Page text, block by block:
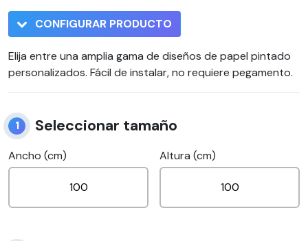
CONFIGURAR PRODUCTO
Elija entre una amplia gama de diseños de papel pintado
personalizados. Fácil de instalar, no requiere pegamento.
1 Seleccionar tamaño
Ancho (cm) Altura (cm)